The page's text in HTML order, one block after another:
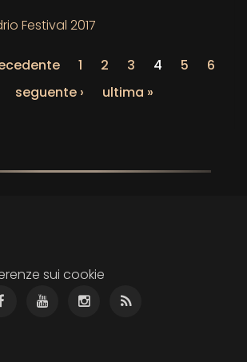
Festival 2017
1 2 3 4 5
6
seguente › ultima »
sui cookie